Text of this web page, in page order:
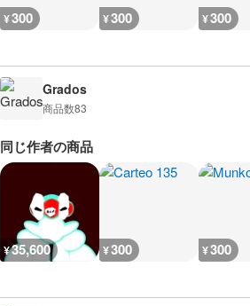
¥300 ¥300 ¥300
Grados
商品数83
同じ作者の商品
¥35,600 ¥300 ¥300